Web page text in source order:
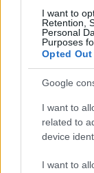
I want to
Retention,
Personal
Purposes
Opted Out
Google
I want to
related to
device
I want to
közönséget is
daljátékot
rendezést is
megoldások és
Itt minden
A beavató
karakter jelenik